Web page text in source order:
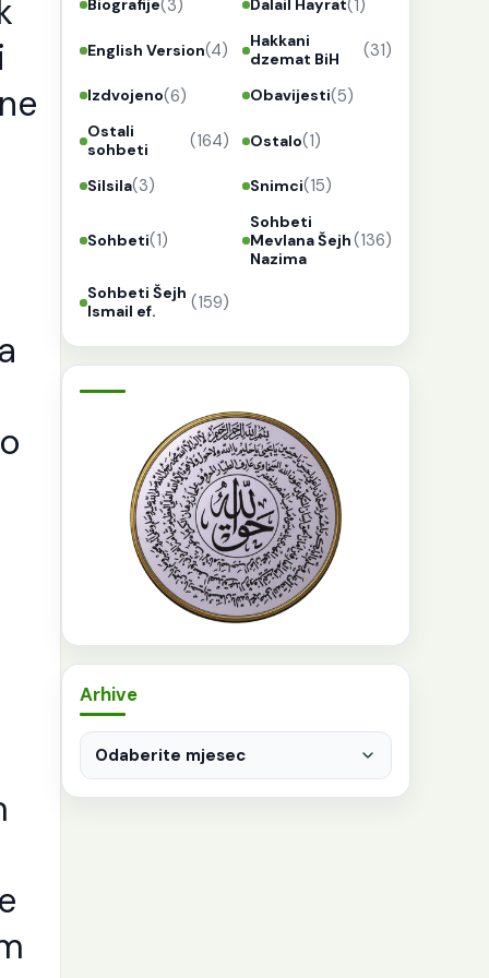
Biografije(3) Dalail Hayrat(1)
English Version(4)
Hakkani
dzemat BiH
(31)
Izdvojeno(6) Obavijesti(5)
Ostali
sohbeti
(164) Ostalo(1)
Silsila(3) Snimci(15)
Sohbeti(1)
Sohbeti
Mevlana Šejh
Nazima
(136)
Sohbeti Šejh
Ismail ef.
(159)
Arhive
Arhive